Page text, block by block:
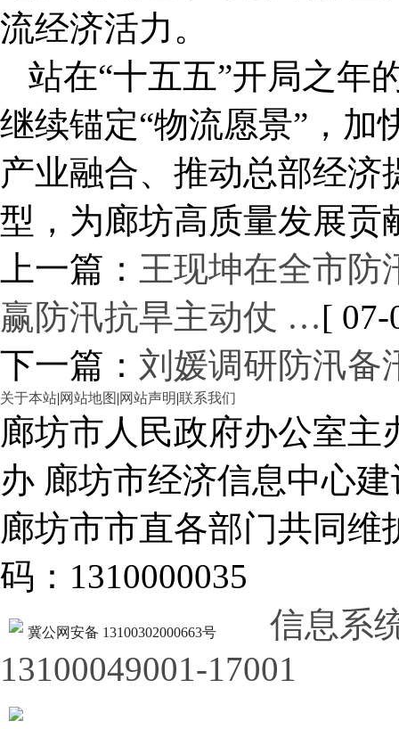
流经济活力。
站在“十五五”开局之年
继续锚定“物流愿景”，加
产业融合、推动总部经
型，为廊坊高质量发展贡
上一篇： 王现坤在全市防
赢防汛抗旱主动仗 …[ 07-
下一篇： 刘媛调研防汛备
关于本站|网站地图 |网站声明|联系我们
廊坊市人民政府办公室
办 廊坊市经济信息中心建
廊坊市市直各部门共同
码：1310000035
冀公网安备 13100302000663号
信息系
13100049001-17001